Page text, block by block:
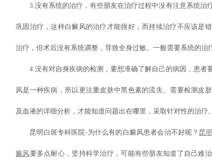
3.没有系统的治疗，有些朋友在治疗过程中没有注意系统治
巩固治疗，这样白癜风的治疗才能很好，而持续治疗不应该是
治疗，但术后没有系统调整，导致全身过敏。一般需要系统的治
4.没有对自身疾病的检测，要想准确了解自己的病因，患者
风是一种疾病，所以更注重皮肤中黑色素的流失。需要检测皮
及血液的详细分析，才能知道问题出在哪里，采取针对性的治疗。
昆明白斑专科医院-为什么有的白癜风患者会治不好呢？ 昆
癜风要多点耐心，坚持科学治疗，可能有些朋友知道了自己难